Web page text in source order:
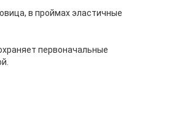
в проймах эластичные
первоначальные